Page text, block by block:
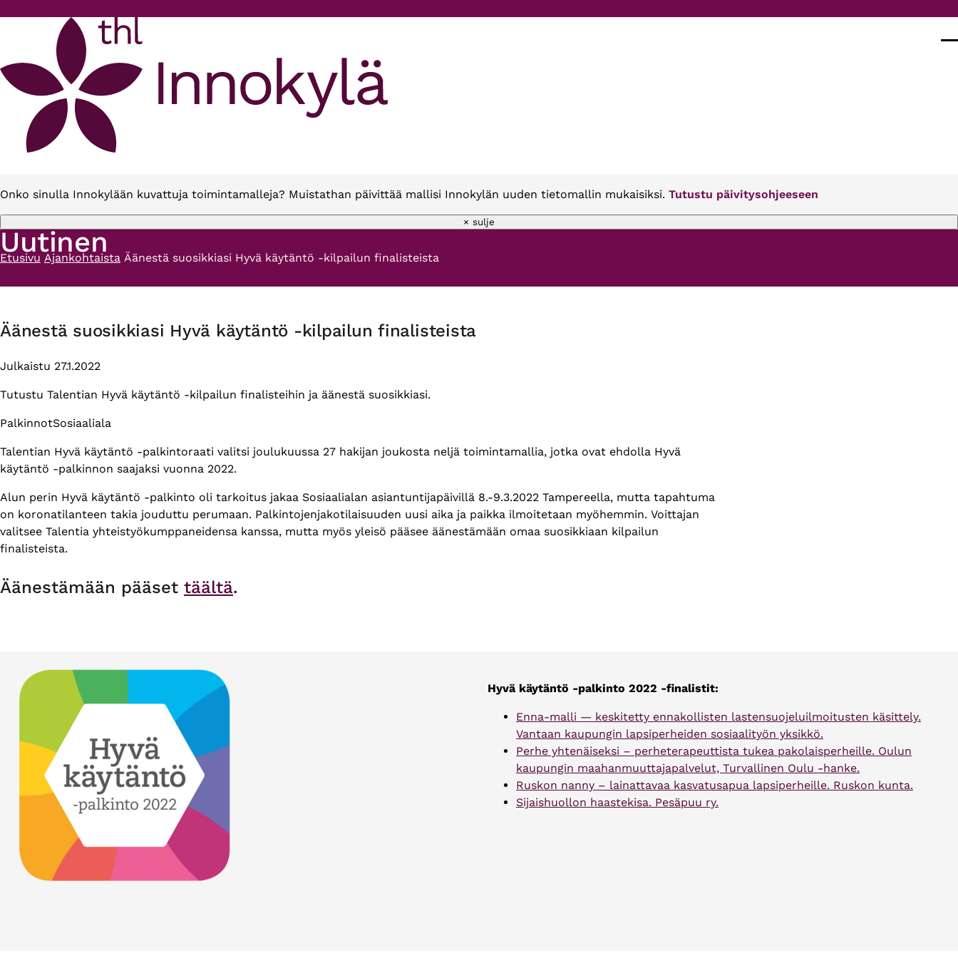
Onko sinulla Innokylään kuvattuja toimintamalleja? Muistathan päivittää mallisi Innokylän uuden tietomallin mukaisiksi. Tutustu päivitysohjeeseen
× sulje
Murupolku
Etusivu Ajankohtaista Äänestä suosikkiasi Hyvä käytäntö -kilpailun finalisteista
Uutinen
Äänestä suosikkiasi Hyvä käytäntö -kilpailun finalisteista
Julkaistu 27.1.2022
Tutustu Talentian Hyvä käytäntö -kilpailun finalisteihin ja äänestä suosikkiasi.
Themes
PalkinnotSosiaaliala
Talentian Hyvä käytäntö -palkintoraati valitsi joulukuussa 27 hakijan joukosta neljä toimintamallia, jotka ovat ehdolla Hyvä
käytäntö -palkinnon saajaksi vuonna 2022.
Alun perin Hyvä käytäntö -palkinto oli tarkoitus jakaa Sosiaalialan asiantuntijapäivillä 8.-9.3.2022 Tampereella, mutta tapahtuma
on koronatilanteen takia jouduttu perumaan. Palkintojenjakotilaisuuden uusi aika ja paikka ilmoitetaan myöhemmin. Voittajan
valitsee Talentia yhteistyökumppaneidensa kanssa, mutta myös yleisö pääsee äänestämään omaa suosikkiaan kilpailun
finalisteista.
Äänestämään pääset täältä.
Hyvä käytäntö -palkinto 2022 -finalistit:
Enna-malli — keskitetty ennakollisten lastensuojeluilmoitusten käsittely.
Vantaan kaupungin lapsiperheiden sosiaalityön yksikkö.
Perhe yhtenäiseksi – perheterapeuttista tukea pakolaisperheille. Oulun
kaupungin maahanmuuttajapalvelut, Turvallinen Oulu -hanke.
Ruskon nanny – lainattavaa kasvatusapua lapsiperheille. Ruskon kunta.
Sijaishuollon haastekisa. Pesäpuu ry.